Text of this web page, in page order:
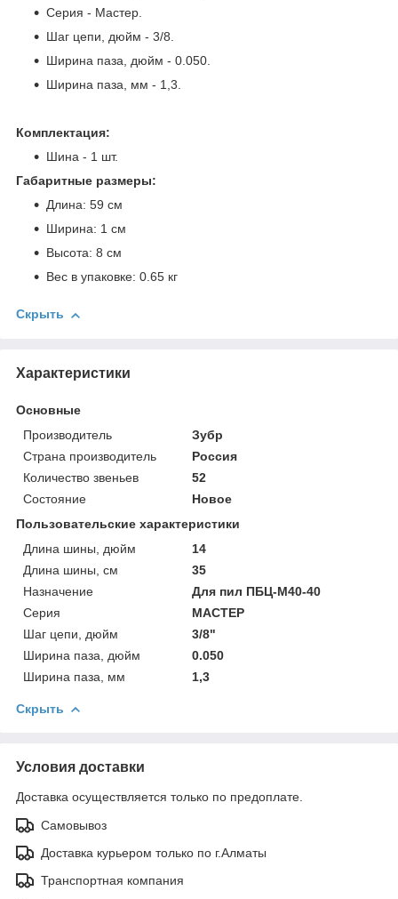
Серия - Мастер.
Шаг цепи, дюйм - 3/8.
Ширина паза, дюйм - 0.050.
Ширина паза, мм - 1,3.
Комплектация:
Шина - 1 шт.
Габаритные размеры:
Длина: 59 см
Ширина: 1 см
Высота: 8 см
Вес в упаковке: 0.65 кг
Скрыть
Характеристики
Основные
Производитель
Зубр
Страна производитель
Россия
Количество звеньев
52
Состояние
Новое
Пользовательские характеристики
Длина шины, дюйм
14
Длина шины, см
35
Назначение
Для пил ПБЦ-М40-40
Серия
МАСТЕР
Шаг цепи, дюйм
3/8"
Ширина паза, дюйм
0.050
Ширина паза, мм
1,3
Скрыть
Условия доставки
Доставка осуществляется только по предоплате.
Самовывоз
Доставка курьером только по г.Алматы
Транспортная компания